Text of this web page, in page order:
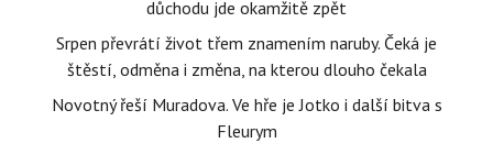
důchodu jde okamžitě zpět
Srpen převrátí život třem znamením naruby. Čeká je
štěstí, odměna i změna, na kterou dlouho čekala
Novotný řeší Muradova. Ve hře je Jotko i další bitva s
Fleurym